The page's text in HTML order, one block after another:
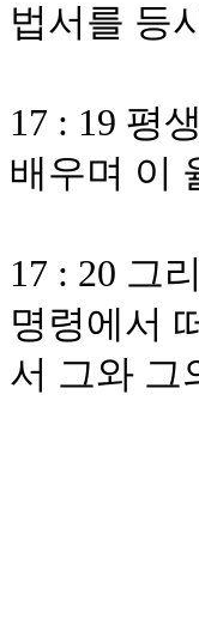
법서를 등
17 : 19 평
배우며 이
17 : 20 그
명령에서
서 그와 그